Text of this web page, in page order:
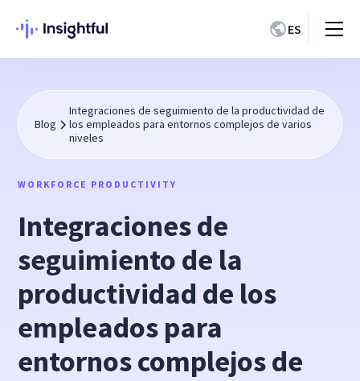
ES
Blog
Integraciones de seguimiento de la productividad de
los empleados para entornos complejos de varios
niveles
WORKFORCE PRODUCTIVITY
Integraciones de
seguimiento de la
productividad de los
empleados para
entornos complejos de